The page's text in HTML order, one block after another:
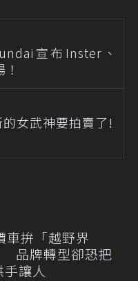
宣布Inster、
女武神要拍賣了!
車拚「越野界
品牌轉型卻恐把
讓人